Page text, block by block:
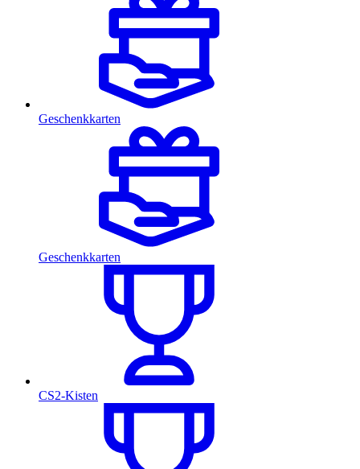
Geschenkkarten
Geschenkkarten
CS2-Kisten